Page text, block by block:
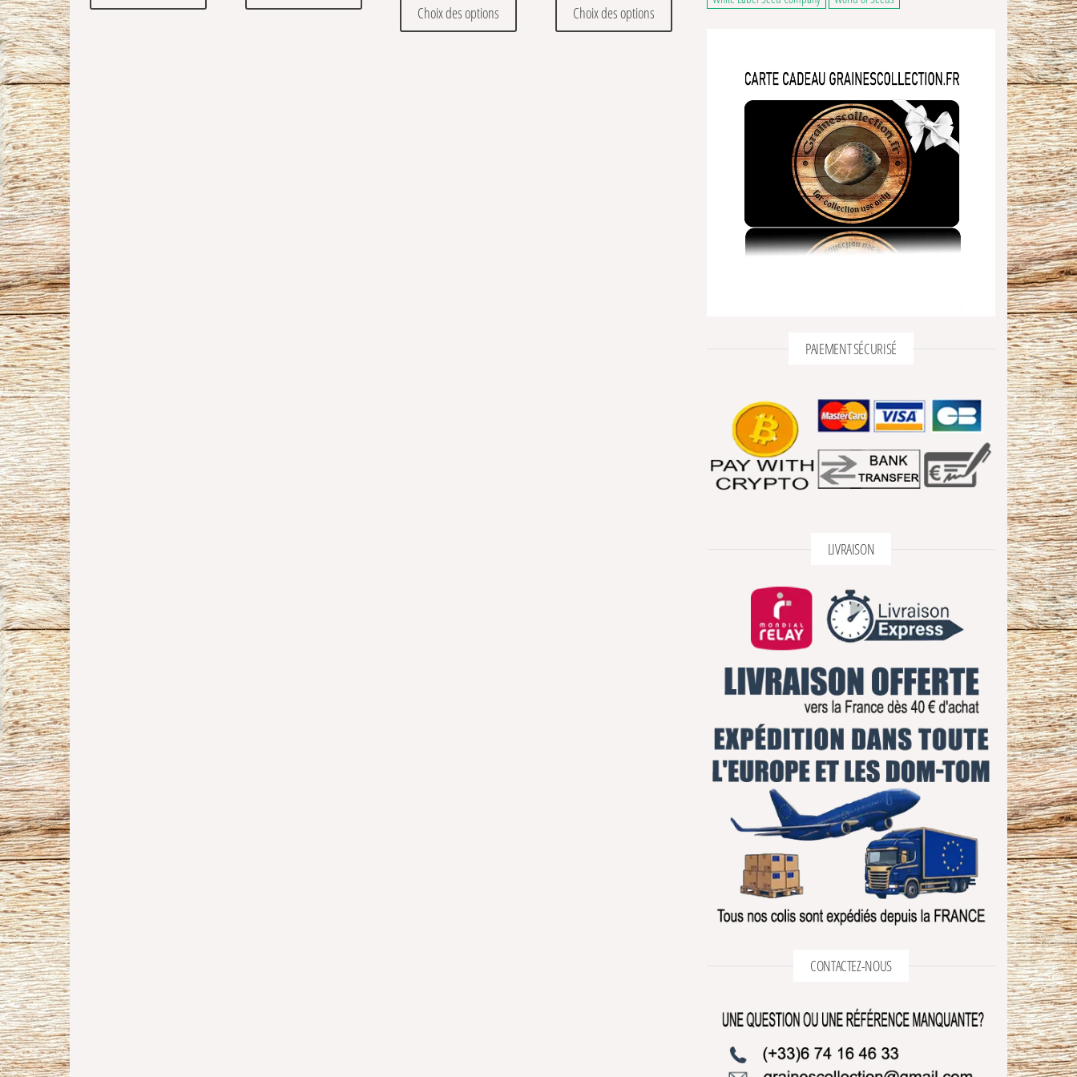
3 avis
Choix des options
2 avis
Choix des options
PAIEMENT SÉCURISÉ
LIVRAISON
CONTACTEZ-NOUS